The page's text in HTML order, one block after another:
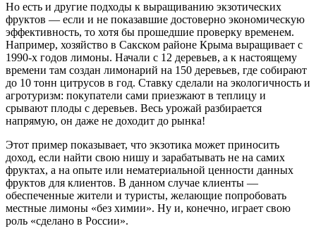
Но есть и другие подходы к выращиванию экзотических
фруктов — если и не показавшие достоверно экономическую
эффективность, то хотя бы прошедшие проверку временем.
Например, хозяйство в Сакском районе Крыма выращивает с
1990-х годов лимоны. Начали с 12 деревьев, а к настоящему
времени там создан лимонарий на 150 деревьев, где собирают
до 10 тонн цитрусов в год. Ставку сделали на экологичность и
агротуризм: покупатели сами приезжают в теплицу и
срывают плоды с деревьев. Весь урожай разбирается
напрямую, он даже не доходит до рынка!
Этот пример показывает, что экзотика может приносить
доход, если найти свою нишу и зарабатывать не на самих
фруктах, а на опыте или нематериальной ценности данных
фруктов для клиентов. В данном случае клиенты —
обеспеченные жители и туристы, желающие попробовать
местные лимоны «без химии». Ну и, конечно, играет свою
роль «сделано в России».